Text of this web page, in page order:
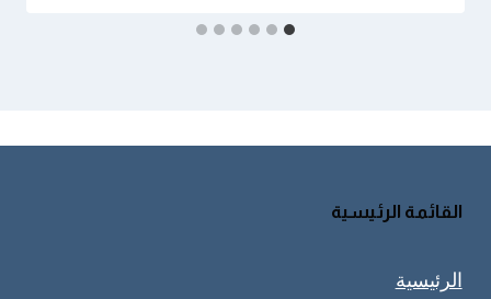
القائمة الرئيسية
الرئيسية